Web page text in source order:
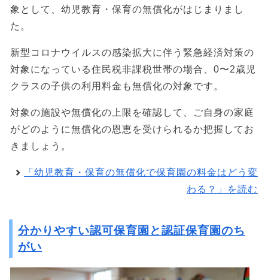
象として、幼児教育・保育の無償化がはじまりまし
た。
新型コロナウイルスの感染拡大に伴う緊急経済対策の
対象になっている住民税非課税世帯の場合、0〜2歳児
クラスの子供の利用料金も無償化の対象です。
対象の施設や無償化の上限を確認して、ご自身の家庭
がどのように無償化の恩恵を受けられるか把握してお
きましょう。
「幼児教育・保育の無償化で保育園の料金はどう変
わる？」を読む
分かりやすい認可保育園と認証保育園のち
がい